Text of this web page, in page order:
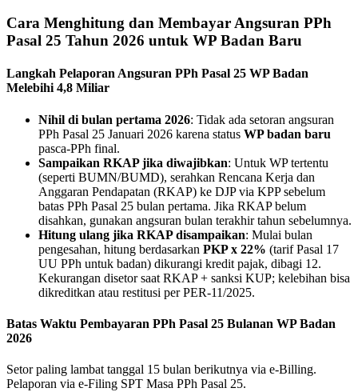
Cara Menghitung dan Membayar Angsuran PPh
Pasal 25 Tahun 2026 untuk WP Badan Baru
Langkah Pelaporan Angsuran PPh Pasal 25 WP Badan
Melebihi 4,8 Miliar
Nihil di bulan pertama 2026: Tidak ada setoran angsuran
PPh Pasal 25 Januari 2026 karena status WP badan baru
pasca-PPh final.
Sampaikan RKAP jika diwajibkan: Untuk WP tertentu
(seperti BUMN/BUMD), serahkan Rencana Kerja dan
Anggaran Pendapatan (RKAP) ke DJP via KPP sebelum
batas PPh Pasal 25 bulan pertama. Jika RKAP belum
disahkan, gunakan angsuran bulan terakhir tahun sebelumnya.
Hitung ulang jika RKAP disampaikan: Mulai bulan
pengesahan, hitung berdasarkan PKP x 22% (tarif Pasal 17
UU PPh untuk badan) dikurangi kredit pajak, dibagi 12.
Kekurangan disetor saat RKAP + sanksi KUP; kelebihan bisa
dikreditkan atau restitusi per PER-11/2025.
Batas Waktu Pembayaran PPh Pasal 25 Bulanan WP Badan
2026
Setor paling lambat tanggal 15 bulan berikutnya via e-Billing.
Pelaporan via e-Filing SPT Masa PPh Pasal 25.